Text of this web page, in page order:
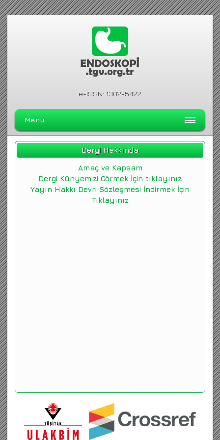
e-ISSN: 1302-5422
Menu
ANA SAYFA
DERGİ HAKKINDA
ARŞİV
ARAMA
Dergi Hakkında
Amaç ve Kapsam
Dergi Künyemizi Görmek İçin tıklayınız
Yayın Hakkı Devri Sözleşmesi İndirmek İçin
Tıklayınız